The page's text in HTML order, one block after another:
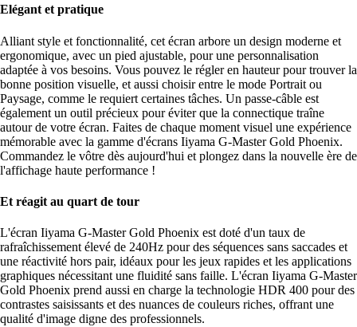
Elégant et pratique
Alliant style et fonctionnalité, cet écran arbore un design moderne et
ergonomique, avec un pied ajustable, pour une personnalisation
adaptée à vos besoins. Vous pouvez le régler en hauteur pour trouver la
bonne position visuelle, et aussi choisir entre le mode Portrait ou
Paysage, comme le requiert certaines tâches. Un passe-câble est
également un outil précieux pour éviter que la connectique traîne
autour de votre écran. Faites de chaque moment visuel une expérience
mémorable avec la gamme d'écrans Iiyama G-Master Gold Phoenix.
Commandez le vôtre dès aujourd'hui et plongez dans la nouvelle ère de
l'affichage haute performance !
Et réagit au quart de tour
L'écran Iiyama G-Master Gold Phoenix est doté d'un taux de
rafraîchissement élevé de 240Hz pour des séquences sans saccades et
une réactivité hors pair, idéaux pour les jeux rapides et les applications
graphiques nécessitant une fluidité sans faille. L'écran Iiyama G-Master
Gold Phoenix prend aussi en charge la technologie HDR 400 pour des
contrastes saisissants et des nuances de couleurs riches, offrant une
qualité d'image digne des professionnels.